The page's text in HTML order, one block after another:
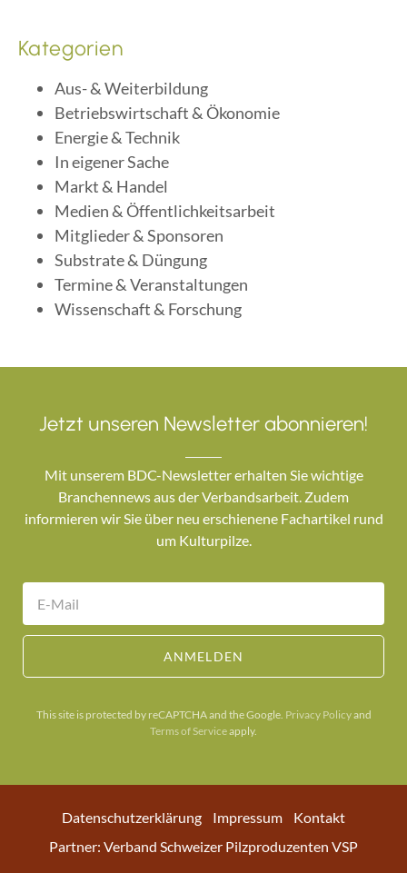
Kategorien
Aus- & Weiterbildung
Betriebswirtschaft & Ökonomie
Energie & Technik
In eigener Sache
Markt & Handel
Medien & Öffentlichkeitsarbeit
Mitglieder & Sponsoren
Substrate & Düngung
Termine & Veranstaltungen
Wissenschaft & Forschung
Jetzt unseren Newsletter abonnieren!
Mit unserem BDC-Newsletter erhalten Sie wichtige
Branchennews aus der Verbandsarbeit. Zudem
informieren wir Sie über neu erschienene Fachartikel rund
um Kulturpilze.
ANMELDEN
This site is protected by reCAPTCHA and the Google. Privacy Policyand
Terms of Serviceapply.
Datenschutzerklärung Impressum
Kontakt
Partner: Verband Schweizer Pilzproduzenten VSP